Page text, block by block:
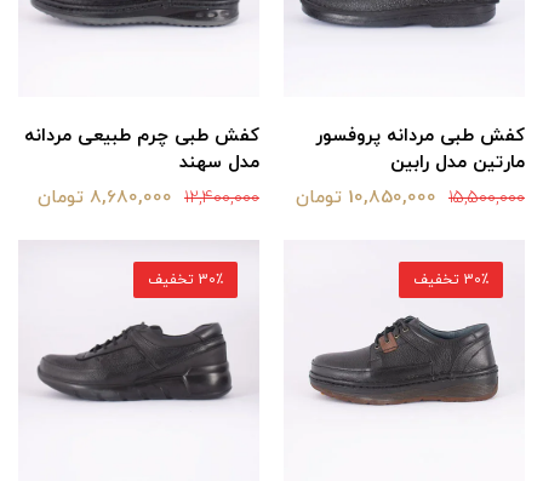
کفش طبی مردانه پروفسور
مارتین مدل رابین
15,500,000 10,850,000 تومان
کفش طبی چرم طبیعی مردانه
مدل سهند
12,400,000 8,680,000 تومان
30٪ تخفیف 30٪ تخفیف